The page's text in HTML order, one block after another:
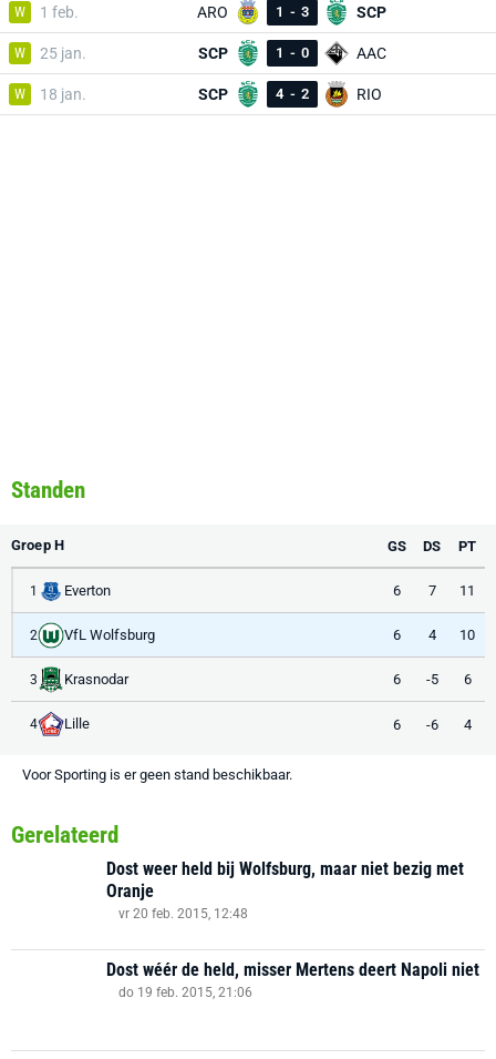
W 1 feb. ARO 1 - 3 SCP
W 25 jan. SCP 1 - 0 AAC
W 18 jan. SCP 4 - 2 RIO
Standen
Groep H GS DS PT
1 Everton 6 7 11
2 VfL Wolfsburg 6 4 10
3 Krasnodar 6 -5 6
4 Lille 6 -6 4
Voor Sporting is er geen stand beschikbaar.
Gerelateerd
Dost weer held bij Wolfsburg, maar niet bezig met
Oranje
vr 20 feb. 2015, 12:48
Dost wéér de held, misser Mertens deert Napoli niet
do 19 feb. 2015, 21:06